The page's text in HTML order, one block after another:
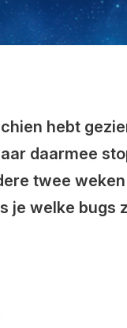
hebt
daarmee
twee
je welke bugs